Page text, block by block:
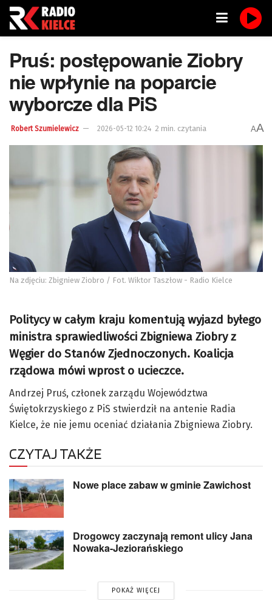
Pruś: postępowanie Ziobry
nie wpłynie na poparcie
wyborcze dla PiS
Robert Szumielewicz 2026-05-12 10:24 2 min. czytania AA
Na zdjęciu: Zbigniew Ziobro / Fot. Wiktor Taszłow - Radio Kielce
Politycy w całym kraju komentują wyjazd byłego
ministra sprawiedliwości Zbigniewa Ziobry z
Węgier do Stanów Zjednoczonych. Koalicja
rządowa mówi wprost o ucieczce.
Andrzej Pruś, członek zarządu Województwa
Świętokrzyskiego z PiS stwierdził na antenie Radia
Kielce, że nie jemu oceniać działania Zbigniewa Ziobry.
CZYTAJ TAKŻE
Nowe place zabaw w gminie Zawichost
Drogowcy zaczynają remont ulicy Jana
Nowaka-Jeziorańskiego
POKAŻ WIĘCEJ